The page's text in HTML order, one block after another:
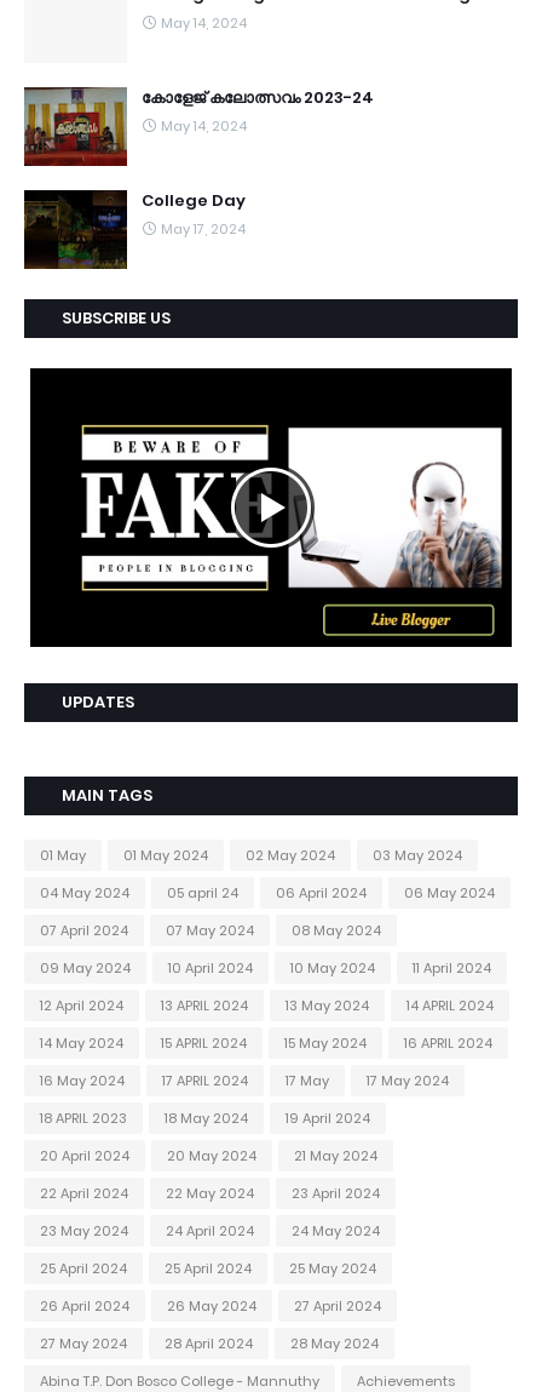
May 14, 2024
കോളേജ് കലോത്സവം 2023-24
May 14, 2024
College Day
May 17, 2024
SUBSCRIBE US
UPDATES
MAIN TAGS
01 May 01 May 2024 02 May 2024
03 May 2024
04 May 2024
05 april 24 06 April 2024
06 May 2024
07 April 2024
07 May 2024
08 May 2024
09 May 2024
10 April 2024 10 May 2024
11 April 2024
12 April 2024
13 APRIL 2024 13 May 2024
14 APRIL 2024
14 May 2024
15 APRIL 2024 15 May 2024
16 APRIL 2024
16 May 2024
17 APRIL 2024 17 May
17 May 2024
18 APRIL 2023
18 May 2024
19 April 2024
20 April 2024
20 May 2024
21 May 2024
22 April 2024
22 May 2024
23 April 2024
23 May 2024
24 April 2024
24 May 2024
25 April 2024
25 April 2024
25 May 2024
26 April 2024
26 May 2024
27 April 2024
27 May 2024
28 April 2024
28 May 2024
Abina T.P. Don Bosco College - Mannuthy
Achievements